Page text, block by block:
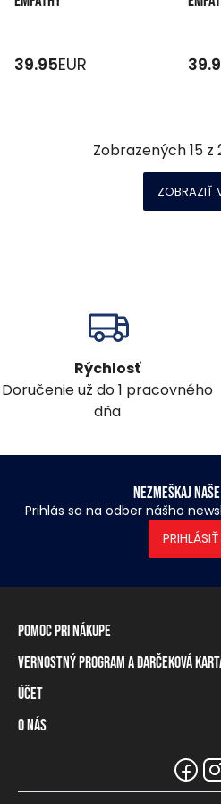
39.95EUR
Zobrazených15z
ZOBRAZIŤ
Rýchlosť
Doručenie už do 1 pracovného
dňa
Nezmeškaj
Prihlás sa na odber nášho
Pomoc pri nákupe
Informácie o doručení
Spôsoby platby
Tabuľka rozmerov
Naše predajne a distribútori
Vernostný program a darčeková
Vernostný program
Darčeková karta
Účet
Prihlásenie / registrácia
O nás
Informácie pre predajcov